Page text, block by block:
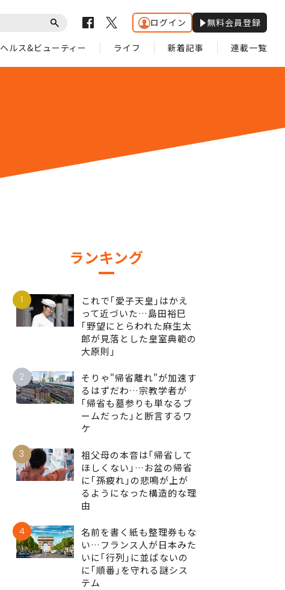
ログイン 無料会員登録
ヘルス&ビューティー ライフ 新着記事 連載一覧
ランキング
1
これで｢愛子天皇｣はかえ
って近づいた…島田裕巳
｢野望にとらわれた麻生太
郎が見落とした皇室典範の
大原則｣
2
そりゃ"帰省離れ"が加速す
るはずだわ…宗教学者が
｢帰省も墓参りも単なるブ
ームだった｣と断言するワ
ケ
3
祖父母の本音は｢帰省して
ほしくない｣…お盆の帰省
に｢孫疲れ｣の悲鳴が上が
るようになった構造的な理
由
4
名前を書く紙も整理券もな
い…フランス人が日本みた
いに｢行列｣に並ばないの
に｢順番｣を守れる謎シス
テム